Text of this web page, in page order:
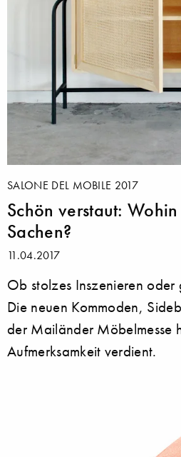
SALONE DEL MOBILE 2017
Schön verstaut:
Sachen?
11.04.2017
Ob stolzes Inszenieren oder
Die neuen Kommoden,
der Mailänder Möbelmesse
Aufmerksamkeit verdient.